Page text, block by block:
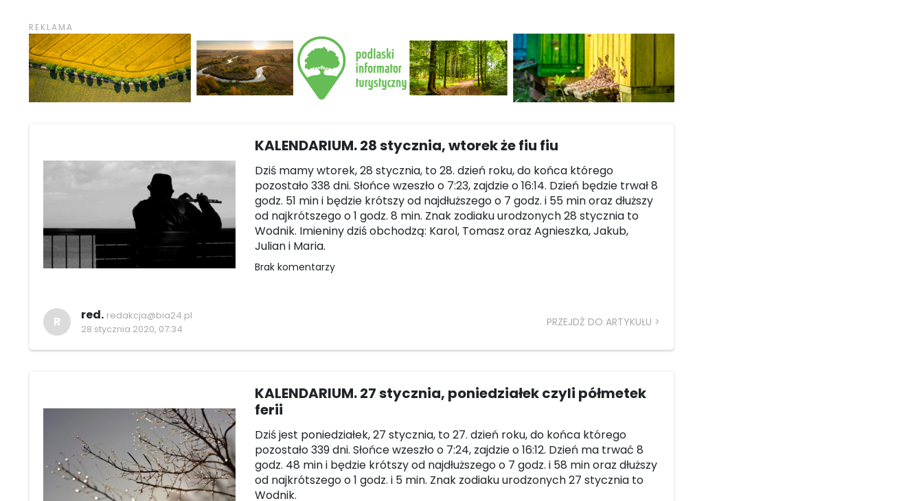
KALENDARIUM. 28 stycznia, wtorek że fiu fiu
Dziś mamy wtorek, 28 stycznia, to 28. dzień roku, do końca którego
pozostało 338 dni. Słońce wzeszło o 7:23, zajdzie o 16:14. Dzień będzie trwał 8
godz. 51 min i będzie krótszy od najdłuższego o 7 godz. i 55 min oraz dłuższy
od najkrótszego o 1 godz. 8 min. Znak zodiaku urodzonych 28 stycznia to
Wodnik. Imieniny dziś obchodzą: Karol, Tomasz oraz Agnieszka, Jakub,
Julian i Maria.
Brak komentarzy
R red. redakcja@bia24.pl
28 stycznia 2020, 07:34
PRZEJDŹ DO ARTYKUŁU
KALENDARIUM. 27 stycznia, poniedziałek czyli półmetek
ferii
Dziś jest poniedziałek, 27 stycznia, to 27. dzień roku, do końca którego
pozostało 339 dni. Słońce wzeszło o 7:24, zajdzie o 16:12. Dzień ma trwać 8
godz. 48 min i będzie krótszy od najdłuższego o 7 godz. i 58 min oraz dłuższy
od najkrótszego o 1 godz. i 5 min. Znak zodiaku urodzonych 27 stycznia to
Wodnik.